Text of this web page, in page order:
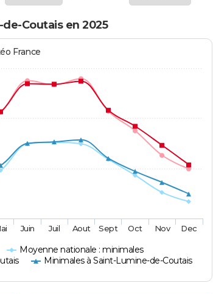
Coutais en 2025
France
Moyenne nationale : minimales
Minimales à Saint-Lumine-de-Coutais
Juin Juil Aout Sept Oct Nov Dec